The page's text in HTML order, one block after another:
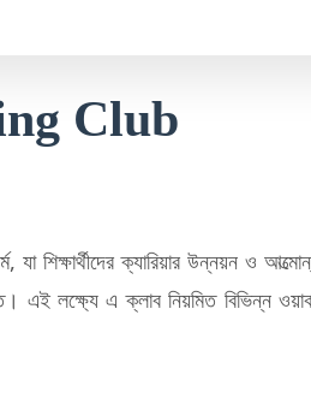
Club
যা শিক্ষার্থীদের ক্যারিয়ার
লক্ষ্যে এ ক্লাব নিয়মিত বিভিন্ন